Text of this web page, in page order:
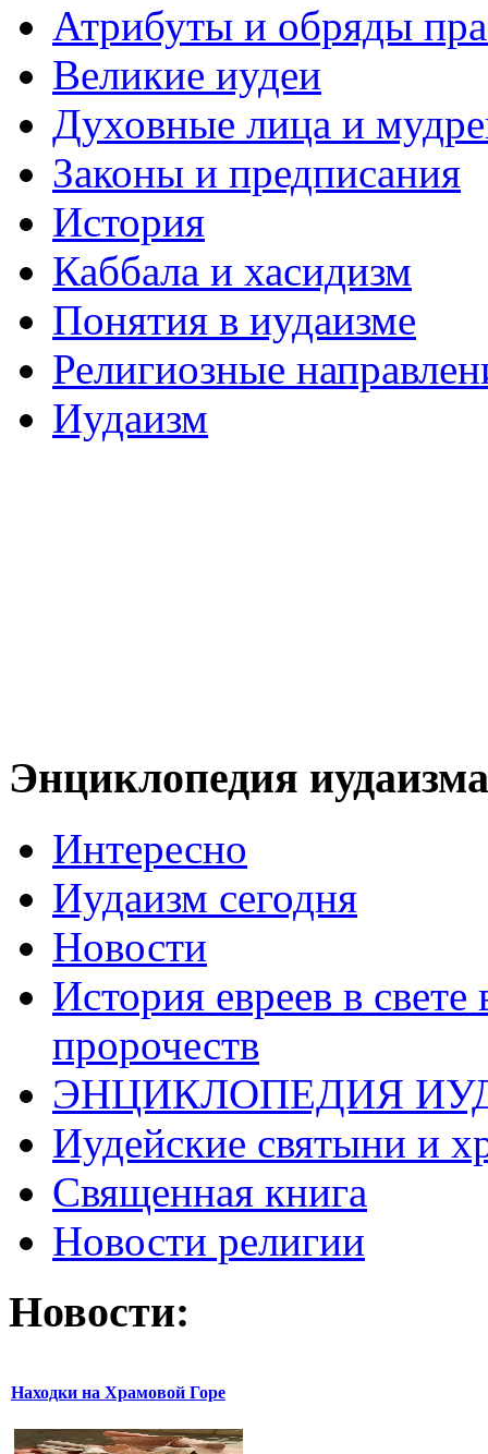
Атрибуты и обряды
Великие иудеи
Духовные лица и
Законы и предписания
История
Каббала и хасидизм
Понятия в иудаизме
Религиозные
Иудаизм
Энциклопедия иудаизма
Интересно
Иудаизм сегодня
Новости
История евреев в
пророчеств
ЭНЦИКЛОПЕДИЯ
Иудейские святыни и
Священная книга
Новости религии
Новости:
Находки на Храмовой Горе